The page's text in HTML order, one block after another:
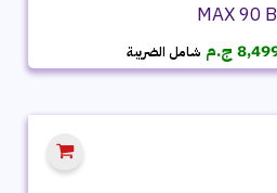
MAX 90
ج.م.
ج.م السعر
الحالي
8,499 ج.م.
شامل الضريبة